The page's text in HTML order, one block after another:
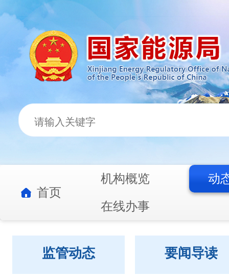
首页
机构概览
动
在线办事
监管动态 要闻导读